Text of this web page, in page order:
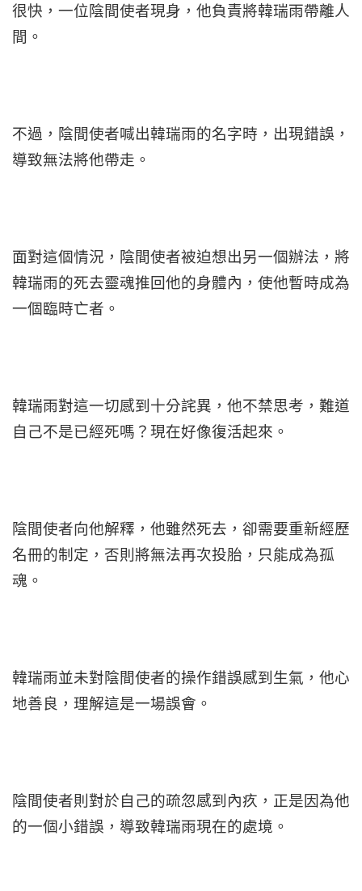
很快，一位陰間使者現身，他負責將韓瑞雨帶離人
間。
不過，陰間使者喊出韓瑞雨的名字時，出現錯誤，
導致無法將他帶走。
面對這個情況，陰間使者被迫想出另一個辦法，將
韓瑞雨的死去靈魂推回他的身體內，使他暫時成為
一個臨時亡者。
韓瑞雨對這一切感到十分詫異，他不禁思考，難道
自己不是已經死嗎？現在好像復活起來。
陰間使者向他解釋，他雖然死去，卻需要重新經歷
名冊的制定，否則將無法再次投胎，只能成為孤
魂。
韓瑞雨並未對陰間使者的操作錯誤感到生氣，他心
地善良，理解這是一場誤會。
陰間使者則對於自己的疏忽感到內疚，正是因為他
的一個小錯誤，導致韓瑞雨現在的處境。